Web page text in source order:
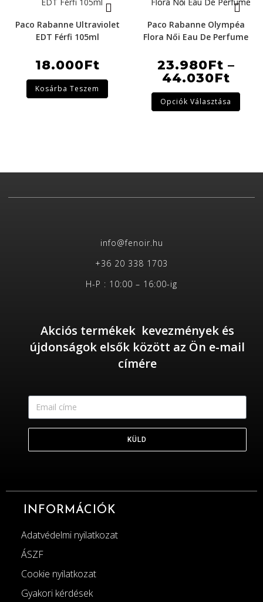
Paco Rabanne Ultraviolet
EDT Férfi 105ml
18.000Ft
Kosárba Teszem
Paco Rabanne Olympéa
Flora Női Eau De Perfume
23.980Ft –
44.030Ft
Opciók Választása
info@fenoir.hu
+36 20 338 1703
H-P : 10:00 – 16:00-ig
Akciós termékek kevezmények és
újdonságok elsők között az Ön e-mail
címére
KÜLD
INFORMÁCIÓK
Adatvédelmi nyilatkozat
ÁSZF
Cookie nyilatkozat
Gyakori kérdések